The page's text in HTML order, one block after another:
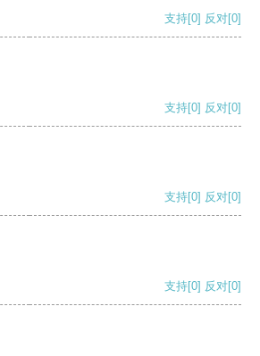
支持[0] 反对[0]
支持[0] 反对[0]
支持[0] 反对[0]
支持[0] 反对[0]